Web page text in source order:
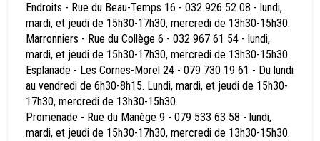
Endroits - Rue du Beau-Temps 16 - 032 926 52 08 - lundi,
mardi, et jeudi de 15h30-17h30, mercredi de 13h30-15h30.
Marronniers - Rue du Collège 6 - 032 967 61 54 - lundi,
mardi, et jeudi de 15h30-17h30, mercredi de 13h30-15h30.
Esplanade - Les Cornes-Morel 24 - 079 730 19 61 - Du lundi
au vendredi de 6h30-8h15. Lundi, mardi, et jeudi de 15h30-
17h30, mercredi de 13h30-15h30.
Promenade - Rue du Manège 9 - 079 533 63 58 - lundi,
mardi, et jeudi de 15h30-17h30, mercredi de 13h30-15h30.